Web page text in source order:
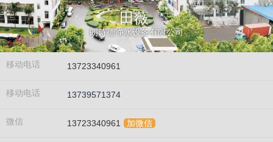
田薇
朗诗德净水设备有限公司
移动电话 13723340961
移动电话 13739571374
微信 13723340961 加微信